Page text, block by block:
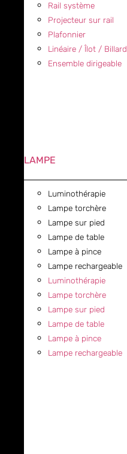
Rail système
Projecteur sur rail
Plafonnier
Linéaire / Îlot / Billard
Ensemble dirigeable
LAMPE
Luminothérapie
Lampe torchère
Lampe sur pied
Lampe de table
Lampe à pince
Lampe rechargeable
Luminothérapie
Lampe torchère
Lampe sur pied
Lampe de table
Lampe à pince
Lampe rechargeable